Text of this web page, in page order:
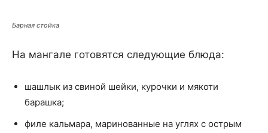
Барная стойка
На мангале готовятся следующие блюда:
шашлык из свиной шейки, курочки и мякоти
барашка;
филе кальмара, маринованные на углях с острым